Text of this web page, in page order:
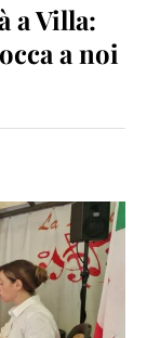
a Villa:
a noi